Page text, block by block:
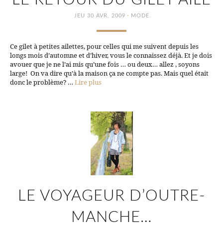
JEU 30 AVR, 2009 · MODE
Ce gilet à petites ailettes, pour celles qui me suivent depuis les
longs mois d’automne et d’hiver, vous le connaissez déjà. Et je dois
avouer que je ne l’ai mis qu’une fois … ou deux… allez , soyons
large! On va dire qu’à la maison ça ne compte pas. Mais quel était
donc le problème? … Lire plus
LE VOYAGEUR D’OUTRE-
MANCHE…